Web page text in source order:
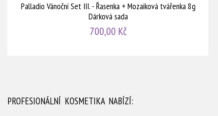
Palladio Vánoční Set III. - Řasenka + Mozaiková tvářenka 8g
Dárková sada
700,00 Kč
PROFESIONÁLNÍ KOSMETIKA NABÍZÍ: